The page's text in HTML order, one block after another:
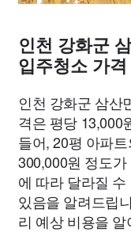
인천 강화군
입주청소 가격
인천 강화군 삼산
격은 평당 13,000
들어, 20평 아파
300,000원 정도
에 따라 달라질
있음을 알려드립
리 예상 비용을